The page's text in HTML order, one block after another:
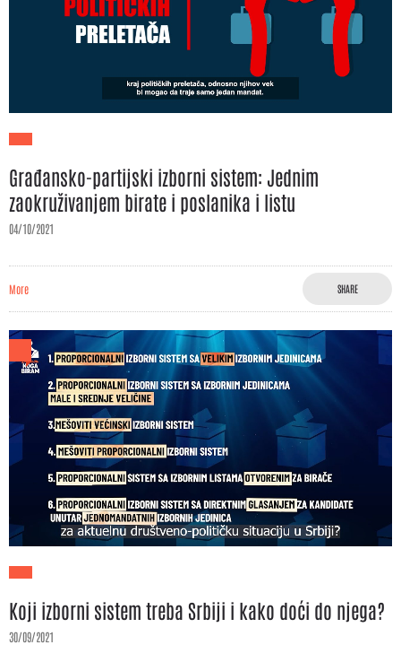
Građansko-partijski izborni sistem: Jednim
zaokruživanjem birate i poslanika i listu
04/10/2021
More SHARE
Koji izborni sistem treba Srbiji i kako doći do njega?
30/09/2021